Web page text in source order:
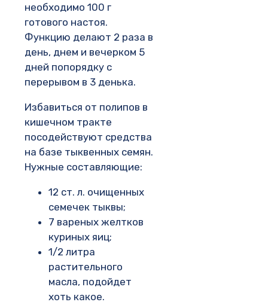
необходимо 100 г
готового настоя.
Функцию делают 2 раза в
день, днем и вечерком 5
дней попорядку с
перерывом в 3 денька.
Избавиться от полипов в
кишечном тракте
посодействуют средства
на базе тыквенных семян.
Нужные составляющие:
12 ст. л. очищенных
семечек тыквы;
7 вареных желтков
куриных яиц;
1/2 литра
растительного
масла, подойдет
хоть какое.